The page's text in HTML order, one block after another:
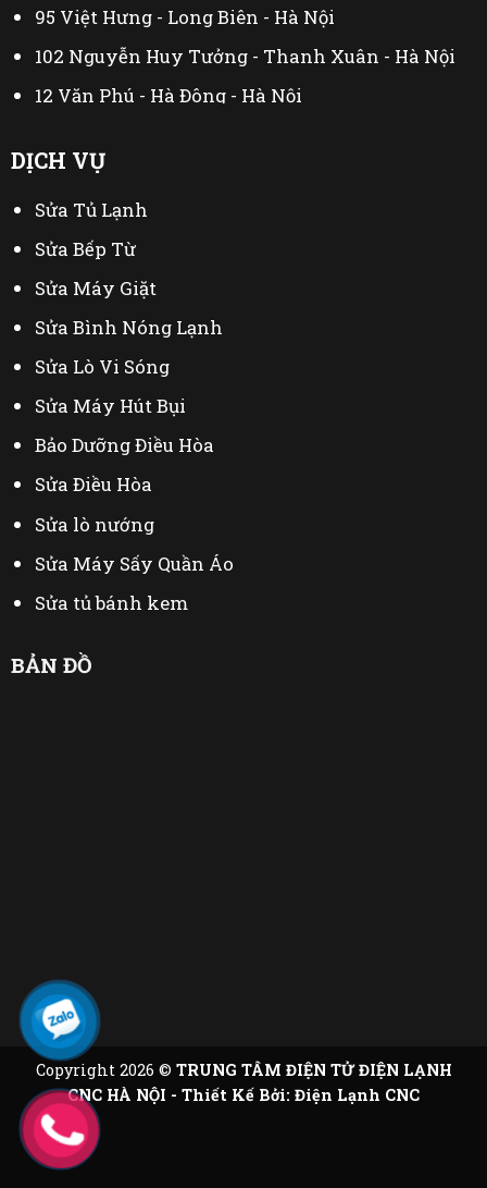
95 Việt Hưng - Long Biên - Hà Nội
102 Nguyễn Huy Tưởng - Thanh Xuân - Hà Nội
12 Văn Phú - Hà Đông - Hà Nội
230 Mễ Trì Thượng - Nam Từ Liêm - Hà Nội
402 Mỹ Đình - Từ Liêm - Hà Nội
DỊCH VỤ
Sửa Tủ Lạnh
Sửa Bếp Từ
Sửa Máy Giặt
Sửa Bình Nóng Lạnh
Sửa Lò Vi Sóng
Sửa Máy Hút Bụi
Bảo Dưỡng Điều Hòa
Sửa Điều Hòa
Sửa lò nướng
Sửa Máy Sấy Quần Áo
Sửa tủ bánh kem
BẢN ĐỒ
Copyright 2026 © TRUNG TÂM ĐIỆN TỬ ĐIỆN LẠNH
CNC HÀ NỘI - Thiết Kế Bởi: Điện Lạnh CNC